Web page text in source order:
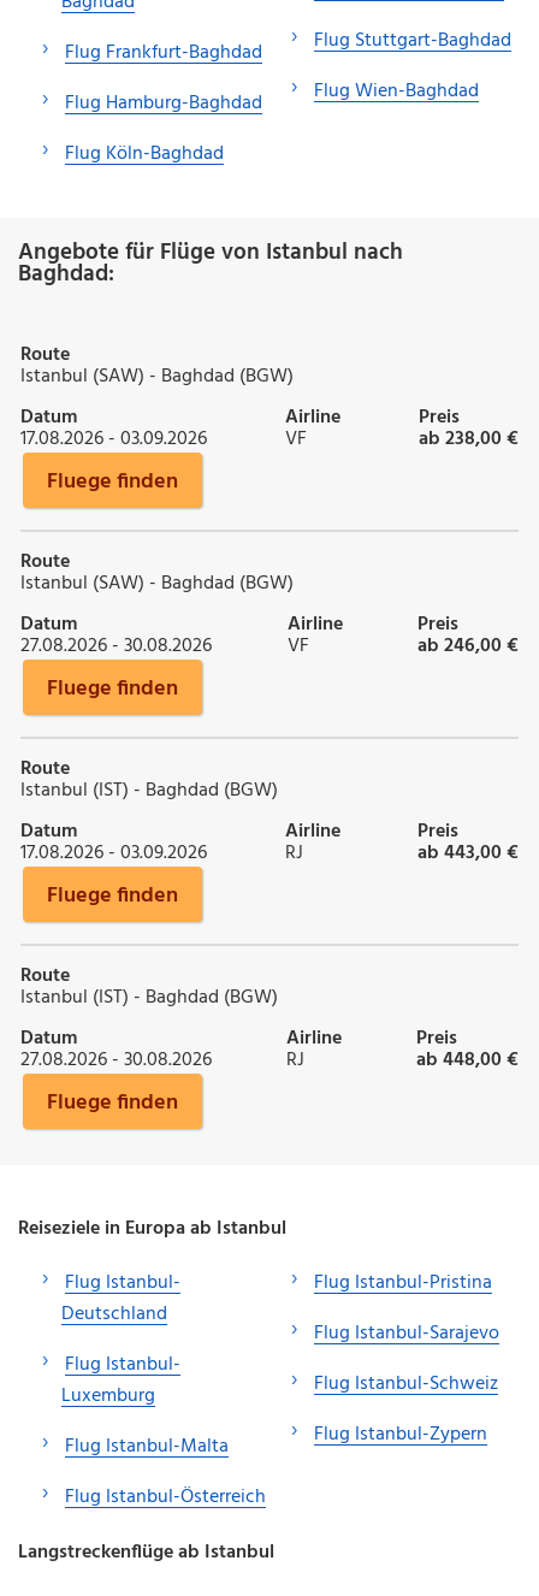
Flug Frankfurt-Baghdad
Flug Hamburg-Baghdad
Flug Köln-Baghdad
Flug Stuttgart-Baghdad
Flug Wien-Baghdad
Angebote für Flüge von Istanbul nach
Baghdad:
Route
Istanbul (SAW) - Baghdad (BGW)
Datum
17.08.2026 - 03.09.2026
Airline
VF
Preis
ab 238,00 €
Fluege finden
Route
Istanbul (SAW) - Baghdad (BGW)
Datum
27.08.2026 - 30.08.2026
Airline
VF
Preis
ab 246,00 €
Fluege finden
Route
Istanbul (IST) - Baghdad (BGW)
Datum
17.08.2026 - 03.09.2026
Airline
RJ
Preis
ab 443,00 €
Fluege finden
Route
Istanbul (IST) - Baghdad (BGW)
Datum
27.08.2026 - 30.08.2026
Airline
RJ
Preis
ab 448,00 €
Fluege finden
Reiseziele in Europa ab Istanbul
Flug Istanbul-
Deutschland
Flug Istanbul-
Luxemburg
Flug Istanbul-Malta
Flug Istanbul-Österreich
Flug Istanbul-Pristina
Flug Istanbul-Sarajevo
Flug Istanbul-Schweiz
Flug Istanbul-Zypern
Langstreckenflüge ab Istanbul